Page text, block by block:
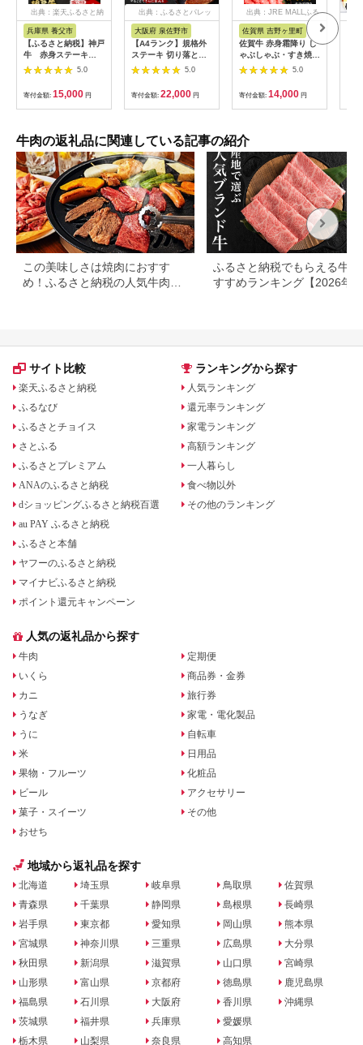
出典：楽天ふるさと納
兵庫県 養父市
【ふるさと納税】神戸
牛 赤身ステーキ
(200g/300g/400g/55
0g/1200g)_ 神戸牛 神
戸ビーフ 黒毛和牛 ス
テーキ 赤身肉 牛肉 和
牛 ブランド牛 高級肉
プレゼント 焼肉 グル
メ 送料無料 【配送不
可地域：離島】
【G1440980】
5.0
寄付金額: 15,000 円
出典：ふるさとパレッ
大阪府 泉佐野市
【A4ランク】規格外
ステーキ 切り落とし
800g【スピード発送
黒毛和牛 リブロース
サーロイン 訳あり サ
イズ不揃い すてーき
氷温熟成×極味付け】
5.0
寄付金額: 22,000 円
出典：JRE MALLふる
さと納税
佐賀県 吉野ヶ里町
佐賀牛 赤身霜降り し
ゃぶしゃぶ・すき焼き
用 600g 吉野ヶ里町
5.0
寄付金額: 14,000 円
牛肉の返礼品に関連している記事の紹介
この美味しさは焼肉におすす
め！ふるさと納税の人気牛肉還
ふるさと納税でもらえる牛肉
すすめランキング【2026年
サイト比較
楽天ふるさと納税
ふるなび
ふるさとチョイス
さとふる
ふるさとプレミアム
ANAのふるさと納税
dショッピングふるさと納税百選
au PAY ふるさと納税
ふるさと本舗
ヤフーのふるさと納税
マイナビふるさと納税
ポイント還元キャンペーン
ランキングから探す
人気ランキング
還元率ランキング
家電ランキング
高額ランキング
一人暮らし
食べ物以外
その他のランキング
人気の返礼品から探す
牛肉
いくら
カニ
うなぎ
うに
米
果物・フルーツ
ビール
菓子・スイーツ
おせち
定期便
商品券・金券
旅行券
家電・電化製品
自転車
日用品
化粧品
アクセサリー
その他
地域から返礼品を探す
北海道
青森県
岩手県
宮城県
秋田県
山形県
福島県
茨城県
栃木県
埼玉県
千葉県
東京都
神奈川県
新潟県
富山県
石川県
福井県
山梨県
岐阜県
静岡県
愛知県
三重県
滋賀県
京都府
大阪府
兵庫県
奈良県
鳥取県
島根県
岡山県
広島県
山口県
徳島県
香川県
愛媛県
高知県
佐賀県
長崎県
熊本県
大分県
宮崎県
鹿児島県
沖縄県